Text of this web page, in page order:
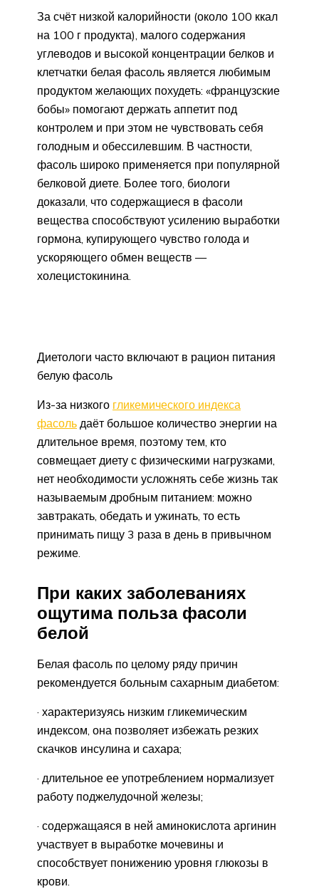
За счёт низкой калорийности (около 100 ккал
на 100 г продукта), малого содержания
углеводов и высокой концентрации белков и
клетчатки белая фасоль является любимым
продуктом желающих похудеть: «французские
бобы» помогают держать аппетит под
контролем и при этом не чувствовать себя
голодным и обессилевшим. В частности,
фасоль широко применяется при популярной
белковой диете. Более того, биологи
доказали, что содержащиеся в фасоли
вещества способствуют усилению выработки
гормона, купирующего чувство голода и
ускоряющего обмен веществ —
холецистокинина.
Диетологи часто включают в рацион питания
белую фасоль
Из-за низкого гликемического индекса
фасоль даёт большое количество энергии на
длительное время, поэтому тем, кто
совмещает диету с физическими нагрузками,
нет необходимости усложнять себе жизнь так
называемым дробным питанием: можно
завтракать, обедать и ужинать, то есть
принимать пищу 3 раза в день в привычном
режиме.
При каких заболеваниях
ощутима польза фасоли
белой
Белая фасоль по целому ряду причин
рекомендуется больным сахарным диабетом:
· характеризуясь низким гликемическим
индексом, она позволяет избежать резких
скачков инсулина и сахара;
· длительное ее употреблением нормализует
работу поджелудочной железы;
· содержащаяся в ней аминокислота аргинин
участвует в выработке мочевины и
способствует понижению уровня глюкозы в
крови.